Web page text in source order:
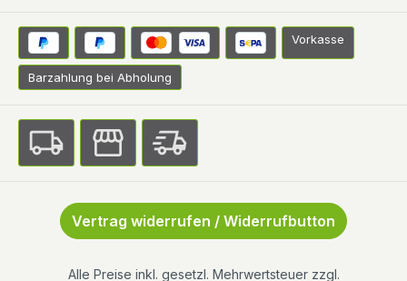
Vorkasse
Barzahlung bei Abholung
Vertrag widerrufen / Widerrufbutton
Alle Preise inkl. gesetzl. Mehrwertsteuer zzgl.